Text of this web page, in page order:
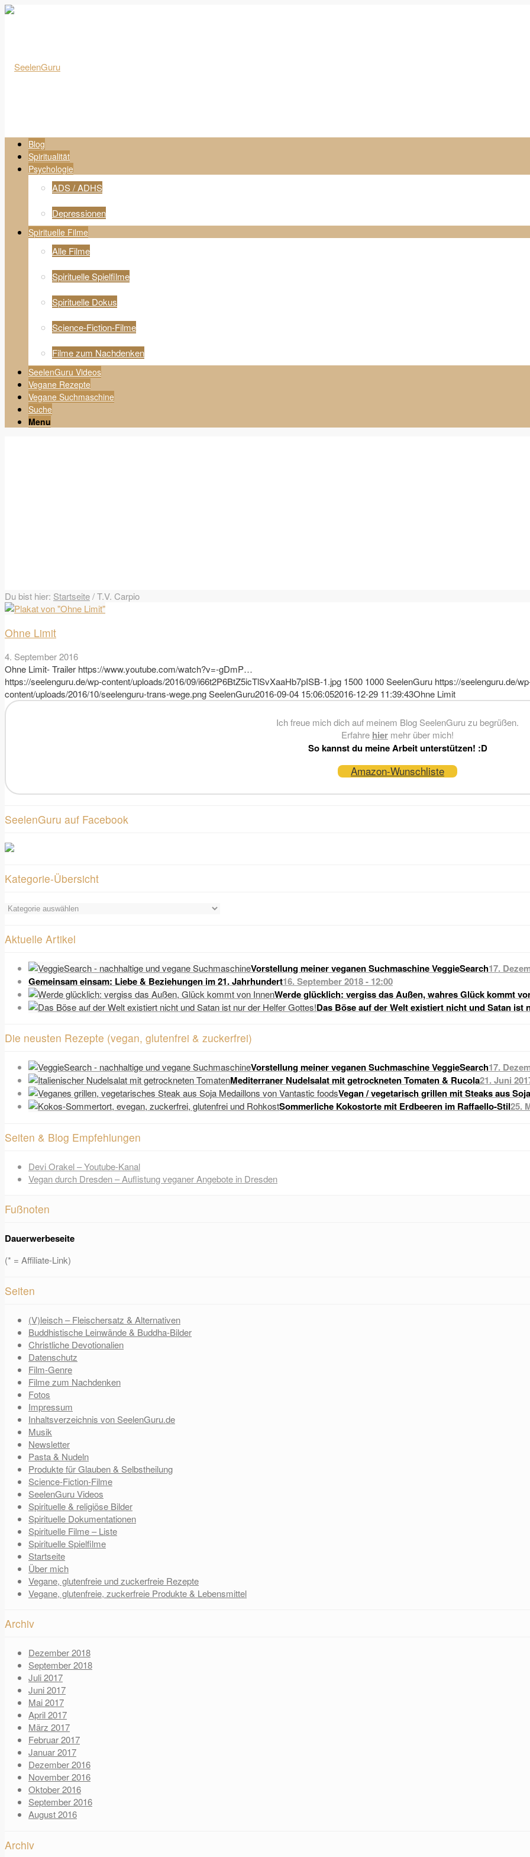
Blog
Spiritualität
Psychologie
ADS / ADHS
Depressionen
Spirituelle Filme
Alle Filme
Spirituelle Spielfilme
Spirituelle Dokus
Science-Fiction-Filme
Filme zum Nachdenken
SeelenGuru Videos
Vegane Rezepte
Vegane Suchmaschine
Suche
Menu
Du bist hier: Startseite/T.V. Carpio
Ohne Limit
4. September 2016
Ohne Limit- Trailer https://www.youtube.com/watch?v=-gDmP…
https://seelenguru.de/wp-content/uploads/2016/09/i66t2P6BtZ5icTlSvXaaHb7pISB-1.jpg 1500 1000SeelenGuru https://seelenguru.de/
content/uploads/2016/10/seelenguru-trans-wege.pngSeelenGuru2016-09-04 15:06:052016-12-29 11:39:43Ohne Limit
Ich freue mich dich auf meinem Blog SeelenGuru zu begrüßen.
Erfahre hier mehr über mich!
So kannst du meine Arbeit unterstützen! :D
Amazon-Wunschliste
SeelenGuru auf Facebook
Kategorie-Übersicht
Kategorie-
Aktuelle Artikel
Vorstellung meiner veganen Suchmaschine VeggieSearch17.
Gemeinsam einsam: Liebe & Beziehungen im 21. Jahrhundert16. September 2018 - 12:00
Werde glücklich: vergiss das Außen, wahres Glück kommt
Das Böse auf der Welt existiert nicht und Satan ist
Die neusten Rezepte (vegan, glutenfrei & zuckerfrei)
Vorstellung meiner veganen Suchmaschine VeggieSearch17.
Mediterraner Nudelsalat mit getrockneten Tomaten & Rucola21. Juni
Vegan / vegetarisch grillen mit Steaks aus Soja
Sommerliche Kokostorte mit Erdbeeren im Raffaello-Stil25.
Seiten & Blog Empfehlungen
Devi Orakel – Youtube-Kanal
Vegan durch Dresden – Auflistung veganer Angebote in Dresden
Fußnoten
Dauerwerbeseite
(* = Affiliate-Link)
Seiten
(V)leisch – Fleischersatz & Alternativen
Buddhistische Leinwände & Buddha-Bilder
Christliche Devotionalien
Datenschutz
Film-Genre
Filme zum Nachdenken
Fotos
Impressum
Inhaltsverzeichnis von SeelenGuru.de
Musik
Newsletter
Pasta & Nudeln
Produkte für Glauben & Selbstheilung
Science-Fiction-Filme
SeelenGuru Videos
Spirituelle & religiöse Bilder
Spirituelle Dokumentationen
Spirituelle Filme – Liste
Spirituelle Spielfilme
Startseite
Über mich
Vegane, glutenfreie und zuckerfreie Rezepte
Vegane, glutenfreie, zuckerfreie Produkte & Lebensmittel
Archiv
Dezember 2018
September 2018
Juli 2017
Juni 2017
Mai 2017
April 2017
März 2017
Februar 2017
Januar 2017
Dezember 2016
November 2016
Oktober 2016
September 2016
August 2016
Archiv